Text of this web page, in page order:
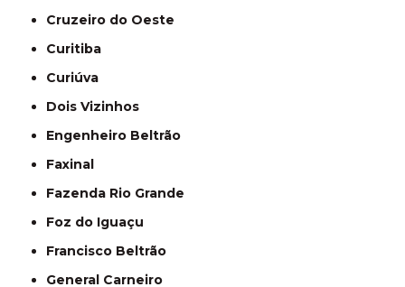
Cruzeiro do Oeste
Curitiba
Curiúva
Dois Vizinhos
Engenheiro Beltrão
Faxinal
Fazenda Rio Grande
Foz do Iguaçu
Francisco Beltrão
General Carneiro